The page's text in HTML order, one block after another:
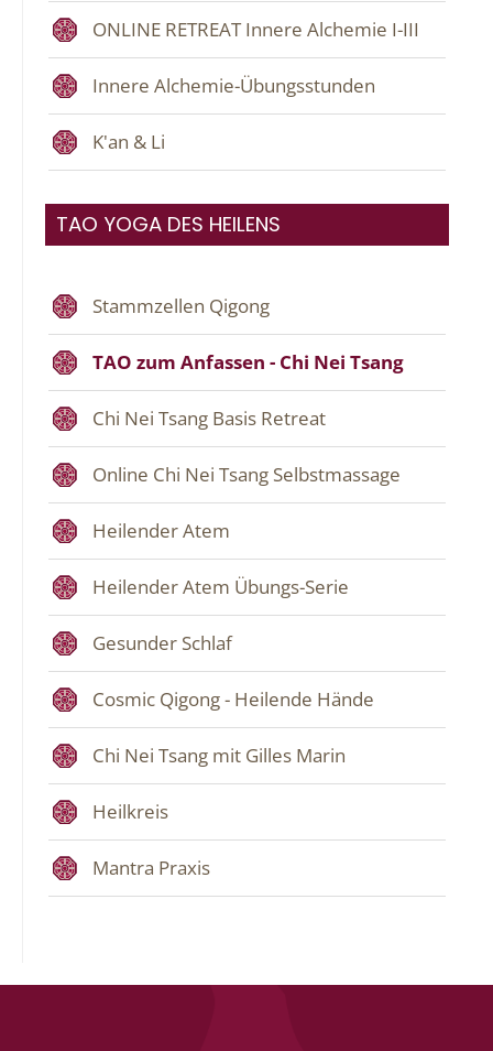
ONLINE RETREAT Innere Alchemie I-III
Innere Alchemie-Übungsstunden
K'an & Li
TAO YOGA DES HEILENS
Stammzellen Qigong
TAO zum Anfassen - Chi Nei Tsang
Chi Nei Tsang Basis Retreat
Online Chi Nei Tsang Selbstmassage
Heilender Atem
Heilender Atem Übungs-Serie
Gesunder Schlaf
Cosmic Qigong - Heilende Hände
Chi Nei Tsang mit Gilles Marin
Heilkreis
Mantra Praxis